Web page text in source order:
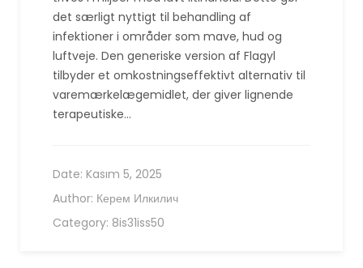
det særligt nyttigt til behandling af
infektioner i områder som mave, hud og
luftveje. Den generiske version af Flagyl
tilbyder et omkostningseffektivt alternativ til
varemærkelægemidlet, der giver lignende
terapeutiske…
Date: Kasım 5, 2025
Author: Керем Илкилич
Category: 8is31iss50